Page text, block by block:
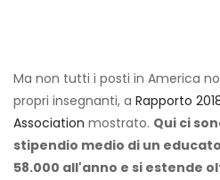
Ma non tutti i posti in America
propri insegnanti, a Rapporto
Association mostrato. Qui ci
stipendio medio di un
58.000 all'anno e si estende